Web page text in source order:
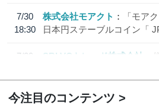
7/30
18:30
株式会社モアクト
「モア
日本円ステーブルコイン「
7/29
SBI VCトレード株式会社
今注目のコンテンツ